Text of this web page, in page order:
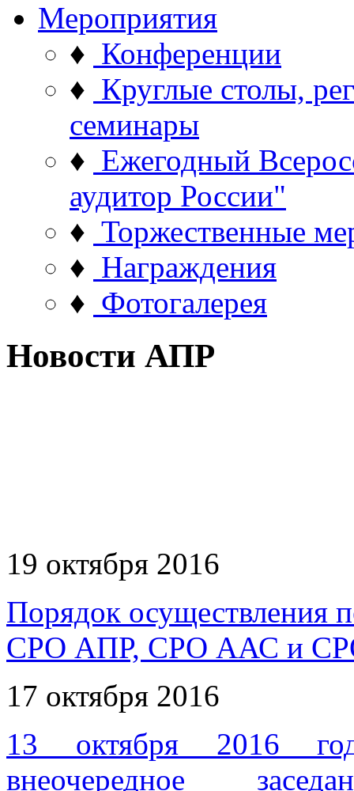
Мероприятия
♦ Конференции
♦ Круглые столы,
семинары
♦ Ежегодный
аудитор России"
♦ Торжественные
♦ Награждения
♦ Фотогалерея
Новости АПР
19 октября 2016
Порядок осуществления
СРО АПР, СРО ААС и
17 октября 2016
13 октября 2016
внеочередное